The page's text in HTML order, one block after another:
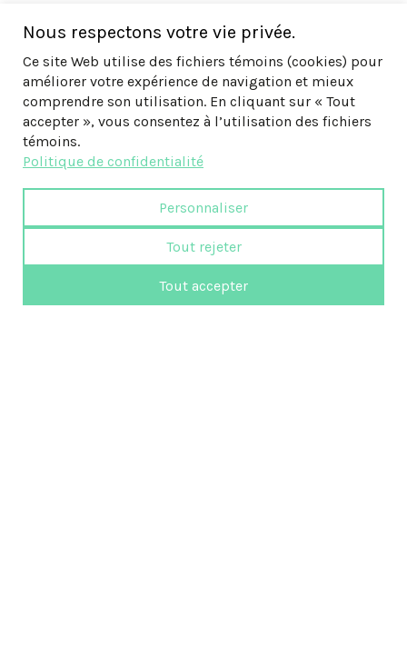
Nous respectons votre vie privée.
Ce site Web utilise des fichiers témoins (cookies) pour
améliorer votre expérience de navigation et mieux
comprendre son utilisation. En cliquant sur « Tout
accepter », vous consentez à l’utilisation des fichiers
témoins.
Politique de confidentialité
Personnaliser
Tout rejeter
Tout accepter